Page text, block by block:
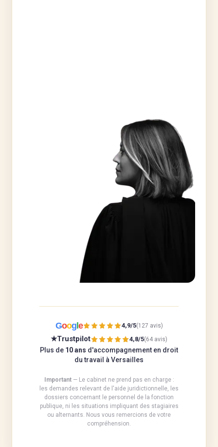
Googl e 4,9/5(127 avis)
Plus de 10 ans d'accompagnement en droit
du travail à Versailles
★Trustpilot 4,8/5(64 avis)
Important— Le cabinet ne prend pas en charge :
les demandes relevant de l'aide juridictionnelle, les
dossiers concernant le personnel de la fonction
publique, ni les situations impliquant des stagiaires
ou alternants. Nous vous remercions de votre
compréhension.